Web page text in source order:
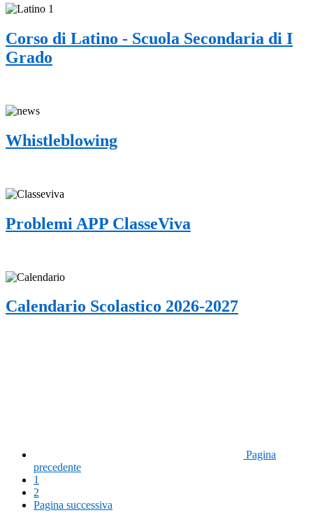
Corso di Latino - Scuola Secondaria di I
Grado
Whistleblowing
Problemi APP ClasseViva
Calendario Scolastico 2026-2027
Pagina
precedente
1
2
Pagina successiva